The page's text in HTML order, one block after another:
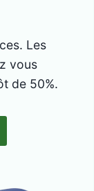
Les
vous
de 50%.